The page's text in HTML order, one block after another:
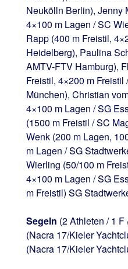
Neukölln Berlin), Jenny
4×100 m Lagen / SC
Rapp (400 m Freistil,
Heidelberg), Paulina
AMTV-FTV Hamburg),
Freistil, 4×200 m Freistil
München), Christian
4×100 m Lagen / SG
(1500 m Freistil / SC
Wenk (200 m Lagen,
m Lagen / SG
Wierling (50/100 m
4×100 m Lagen / SG
m Freistil) SG
Segeln (2 Athleten / 1
(Nacra 17/Kieler
(Nacra 17/Kieler